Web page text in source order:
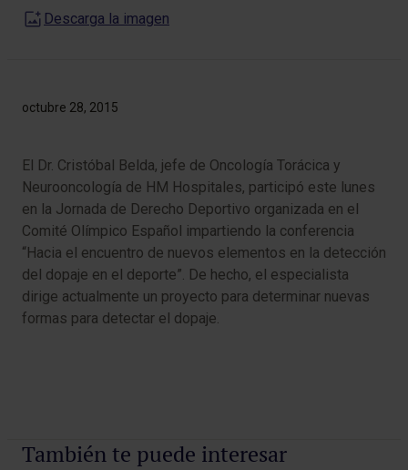
octubre 28, 2015
El Dr. Cristóbal Belda, jefe de Oncología Torácica y
Neurooncología de HM Hospitales, participó este lunes
en la Jornada de Derecho Deportivo organizada en el
Comité Olímpico Español impartiendo la conferencia
“Hacia el encuentro de nuevos elementos en la detección
del dopaje en el deporte”. De hecho, el especialista
dirige actualmente un proyecto para determinar nuevas
formas para detectar el dopaje.
Descarga la imagen
También te puede interesar